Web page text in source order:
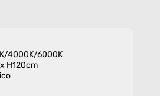
4000K/6000K
H120cm